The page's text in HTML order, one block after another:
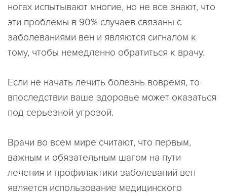
ногах испытывают многие, но не все знают, что
эти проблемы в 90% случаев связаны с
заболеваниями вен и являются сигналом к
тому, чтобы немедленно обратиться к врачу.
Если не начать лечить болезнь вовремя, то
впоследствии ваше здоровье может оказаться
под серьезной угрозой.
Врачи во всем мире считают, что первым,
важным и обязательным шагом на пути
лечения и профилактики заболеваний вен
является использование медицинского